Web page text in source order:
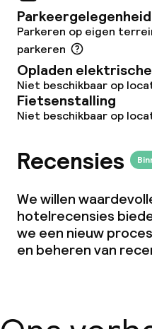
Vegetarische
Faciliteiten en
Dagopvang
Wasservice
Zakelijke faciliteiten
Parkeergelegenheid
Parkeren op eigen
parkeren
Opladen
Niet beschikbaar op
Fietsenstalling
Niet beschikbaar op
Recensies
We willen
hotelrecensies
we een nieuw
en beheren van